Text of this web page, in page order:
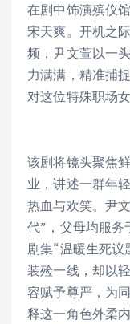
在剧中饰演殡仪
宋天爽。开机之
频，尹文萱以一
力满满，精准捕
对这位特殊职场女
该剧将镜头聚焦
业，讲述一群年
热血与欢笑。尹
代”，父母均服
剧集“温暖生死议
装殓一线，却以
容赋予尊严，为
释这一角色外柔